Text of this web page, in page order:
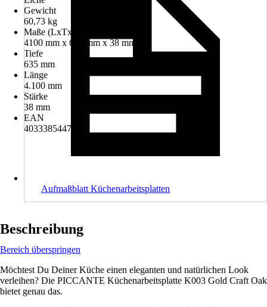
Gewicht
60,73 kg
Maße (LxTxS)
4100 mm x 635 mm x 38 mm
Tiefe
635 mm
Länge
4.100 mm
Stärke
38 mm
EAN
4033385447746
Aufmaßblatt Küchenarbeitsplatten
Beschreibung
Bereich überspringen
Möchtest Du Deiner Küche einen eleganten und natürlichen Look
verleihen? Die PICCANTE Küchenarbeitsplatte K003 Gold Craft Oak
bietet genau das.